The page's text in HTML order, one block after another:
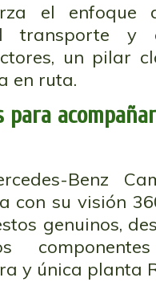
el
transporte y
un pilar
en ruta.
para
Benz
con su visión
genuinos,
y única planta